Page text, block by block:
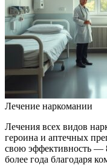
Лечение наркомании
Лечения всех видов
героина и аптечных
свою эффективность —
более года благодаря